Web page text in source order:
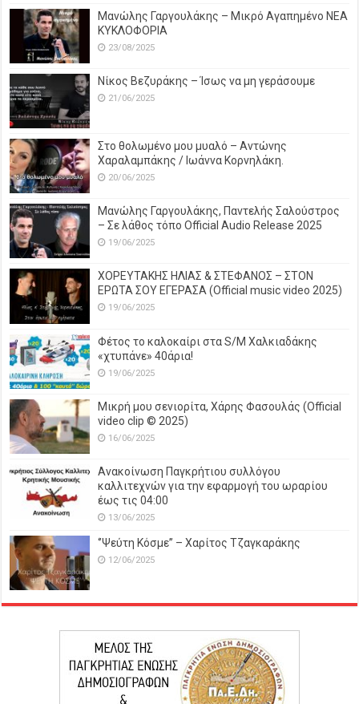
Μανώλης Γαργουλάκης – Μικρό Αγαπημένο NEΑ
ΚΥΚΛΟΦΟΡΙΑ
23/08/2025
Νίκος Βεζυράκης – Ίσως να μη γεράσουμε
21/06/2025
Στο θολωμένο μου μυαλό – Αντώνης
Χαραλαμπάκης / Ιωάννα Κορνηλάκη.
20/06/2025
Μανώλης Γαργουλάκης, Παντελής Σαλούστρος
– Σε λάθος τόπο Official Audio Release 2025
19/06/2025
ΧΟΡΕΥΤΑΚΗΣ ΗΛΙΑΣ & ΣΤΕΦΑΝΟΣ – ΣΤΟΝ
ΕΡΩΤΑ ΣΟΥ ΕΓΕΡΑΣΑ (Official music video 2025)
19/06/2025
Φέτος το καλοκαίρι στα S/M Χαλκιαδάκης
«χτυπάνε» 40άρια!
19/06/2025
Μικρή μου σενιορίτα, Χάρης Φασουλάς (Official
video clip © 2025)
16/06/2025
Ανακοίνωση Παγκρήτιου συλλόγου
καλλιτεχνών για την εφαρμογή του ωραρίου
έως τις 04:00
13/06/2025
‘’Ψεύτη Κόσμε’’ – Χαρίτος Τζαγκαράκης
12/06/2025